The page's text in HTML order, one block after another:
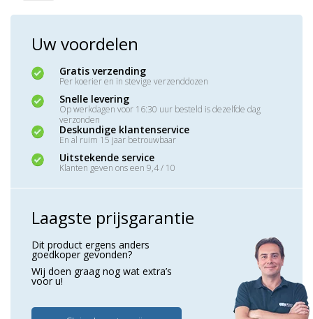
Uw voordelen
Gratis verzending
Per koerier en in stevige verzenddozen
Snelle levering
Op werkdagen voor 16:30 uur besteld is dezelfde dag
verzonden
Deskundige klantenservice
En al ruim 15 jaar betrouwbaar
Uitstekende service
Klanten geven ons een 9,4 / 10
Laagste prijsgarantie
Dit product ergens anders
goedkoper gevonden?
Wij doen graag nog wat extra’s
voor u!